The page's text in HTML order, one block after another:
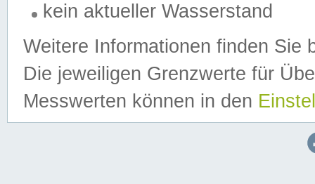
kein aktueller Wasserstand
Weitere Informationen finden Sie
Die jeweiligen Grenzwerte für
Messwerten können in den